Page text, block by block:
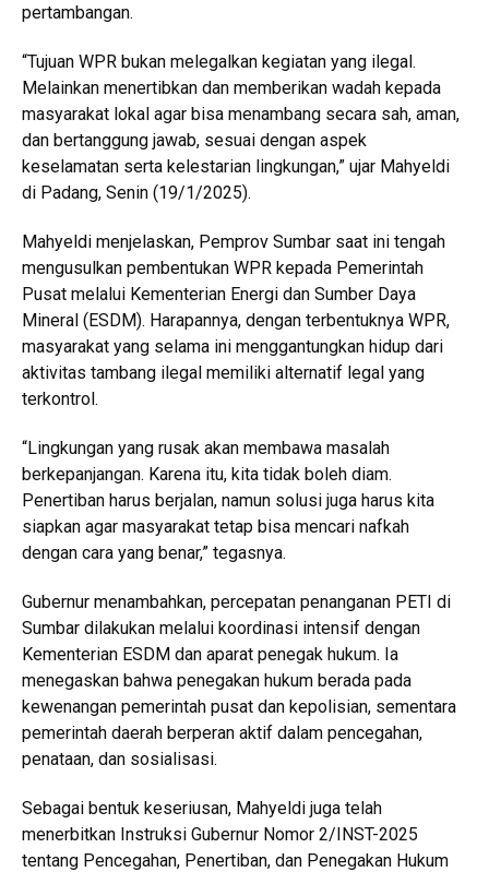
pertambangan.
“Tujuan WPR bukan melegalkan kegiatan yang ilegal.
Melainkan menertibkan dan memberikan wadah kepada
masyarakat lokal agar bisa menambang secara sah, aman,
dan bertanggung jawab, sesuai dengan aspek
keselamatan serta kelestarian lingkungan,” ujar Mahyeldi
di Padang, Senin (19/1/2025).
Mahyeldi menjelaskan, Pemprov Sumbar saat ini tengah
mengusulkan pembentukan WPR kepada Pemerintah
Pusat melalui Kementerian Energi dan Sumber Daya
Mineral (ESDM). Harapannya, dengan terbentuknya WPR,
masyarakat yang selama ini menggantungkan hidup dari
aktivitas tambang ilegal memiliki alternatif legal yang
terkontrol.
“Lingkungan yang rusak akan membawa masalah
berkepanjangan. Karena itu, kita tidak boleh diam.
Penertiban harus berjalan, namun solusi juga harus kita
siapkan agar masyarakat tetap bisa mencari nafkah
dengan cara yang benar,” tegasnya.
Gubernur menambahkan, percepatan penanganan PETI di
Sumbar dilakukan melalui koordinasi intensif dengan
Kementerian ESDM dan aparat penegak hukum. Ia
menegaskan bahwa penegakan hukum berada pada
kewenangan pemerintah pusat dan kepolisian, sementara
pemerintah daerah berperan aktif dalam pencegahan,
penataan, dan sosialisasi.
Sebagai bentuk keseriusan, Mahyeldi juga telah
menerbitkan Instruksi Gubernur Nomor 2/INST-2025
tentang Pencegahan, Penertiban, dan Penegakan Hukum